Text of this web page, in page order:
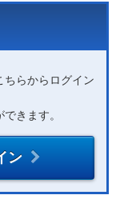
ちらからログイン
きます。
ン